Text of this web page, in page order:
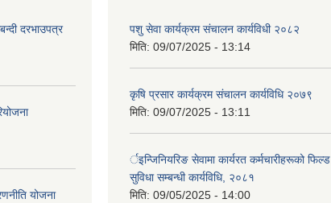
दरभाउपत्र
योजना
पशु सेवा कार्यक्रम संचालन कार्यविधी २०८२
मिति: 09/07/2025 - 13:14
कृषि प्रसार कार्यक्रम संचालन कार्यविधि २०७९
मिति: 09/07/2025 - 13:11
र्इन्जिनियरिङ सेवामा कार्यरत कर्मचारीहरूको फिल्ड
सुविधा सम्बन्धी कार्यविधि, २०८१
मिति: 09/05/2025 - 14:00